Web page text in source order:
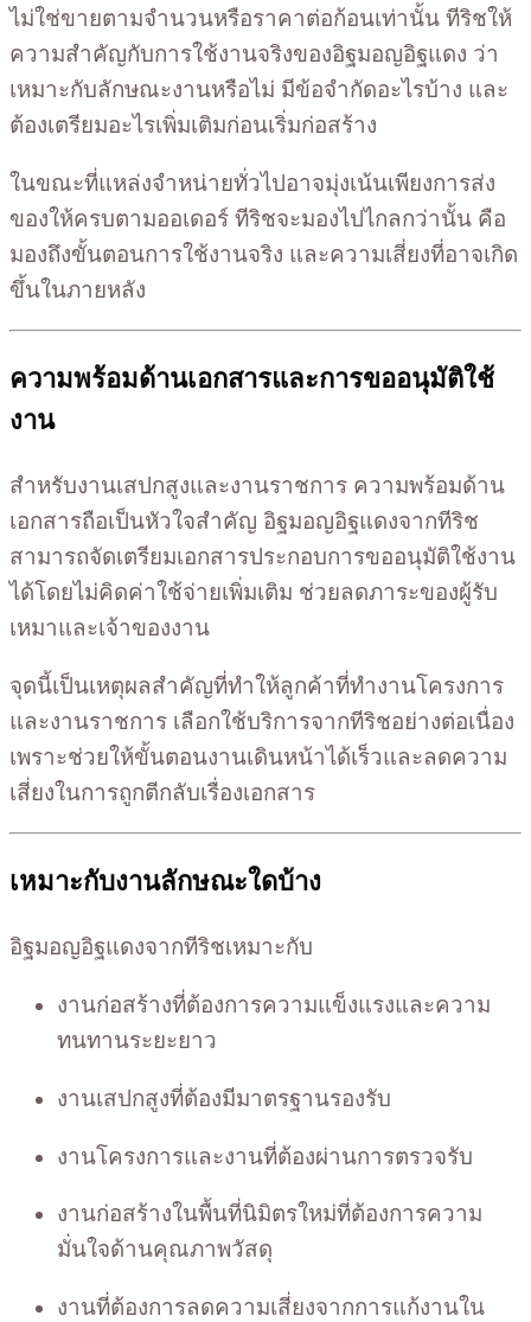
ไม่ใช่ขายตามจำนวนหรือราคาต่อก้อนเท่านั้น ทีริชให้
ความสำคัญกับการใช้งานจริงของอิฐมอญอิฐแดง ว่า
เหมาะกับลักษณะงานหรือไม่ มีข้อจำกัดอะไรบ้าง และ
ต้องเตรียมอะไรเพิ่มเติมก่อนเริ่มก่อสร้าง
ในขณะที่แหล่งจำหน่ายทั่วไปอาจมุ่งเน้นเพียงการส่ง
ของให้ครบตามออเดอร์ ทีริชจะมองไปไกลกว่านั้น คือ
มองถึงขั้นตอนการใช้งานจริง และความเสี่ยงที่อาจเกิด
ขึ้นในภายหลัง
ความพร้อมด้านเอกสารและการขออนุมัติใช้
งาน
สำหรับงานเสปกสูงและงานราชการ ความพร้อมด้าน
เอกสารถือเป็นหัวใจสำคัญ อิฐมอญอิฐแดงจากทีริช
สามารถจัดเตรียมเอกสารประกอบการขออนุมัติใช้งาน
ได้โดยไม่คิดค่าใช้จ่ายเพิ่มเติม ช่วยลดภาระของผู้รับ
เหมาและเจ้าของงาน
จุดนี้เป็นเหตุผลสำคัญที่ทำให้ลูกค้าที่ทำงานโครงการ
และงานราชการ เลือกใช้บริการจากทีริชอย่างต่อเนื่อง
เพราะช่วยให้ขั้นตอนงานเดินหน้าได้เร็วและลดความ
เสี่ยงในการถูกตีกลับเรื่องเอกสาร
เหมาะกับงานลักษณะใดบ้าง
อิฐมอญอิฐแดงจากทีริชเหมาะกับ
งานก่อสร้างที่ต้องการความแข็งแรงและความ
ทนทานระยะยาว
งานเสปกสูงที่ต้องมีมาตรฐานรองรับ
งานโครงการและงานที่ต้องผ่านการตรวจรับ
งานก่อสร้างในพื้นที่นิมิตรใหม่ที่ต้องการความ
มั่นใจด้านคุณภาพวัสดุ
งานที่ต้องการลดความเสี่ยงจากการแก้งานใน